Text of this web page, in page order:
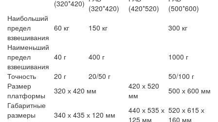
(320*420) (320*420)
(420*520)
(500*600)
Наибольший
предел
взвешивания
60 кг 150 кг
300 кг
Наименьший
предел
взвешивания
40 г 400 г
1000 г
Точность
20 г 20/50 г
50/100 г
Размер
платформы
320 х 420 мм
420 х 520
мм
500 х 600 мм
Габаритные
размеры
340 х 435 х 120 мм
440 х 535 х
125 мм
520 х 615 х
160 мм